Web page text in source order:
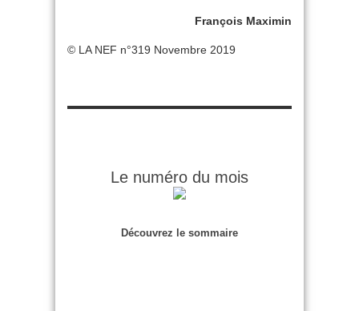
François Maximin
© LA NEF n°319 Novembre 2019
Le numéro du mois
Découvrez le sommaire